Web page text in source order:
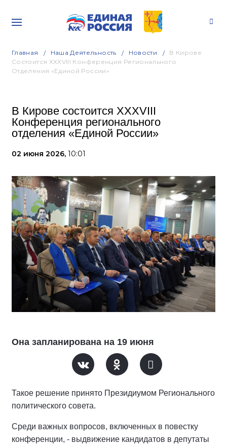
Главная Наша Деятельность Новости
В Кирове
Состоится XXXVIII Конференция Регионального
Отделения «Единой России»
В Кирове состоится XXXVIII
Конференция регионального
отделения «Единой России»
02 июня 2026, 10:01
Она запланирована на 19 июня
Такое решение принято Президиумом Регионального
политического совета.
Среди важных вопросов, включенных в повестку
конференции, - выдвижение кандидатов в депутаты